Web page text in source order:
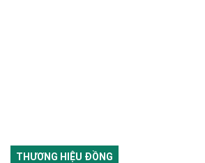
THƯƠNG HIỆU ĐỒNG